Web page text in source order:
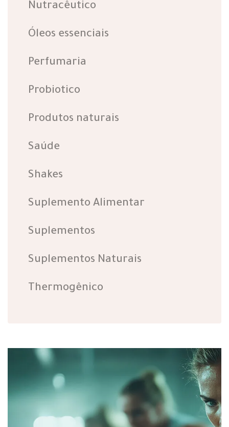
Nutracêutico
Óleos essenciais
Perfumaria
Probiotico
Produtos naturais
Saúde
Shakes
Suplemento Alimentar
Suplementos
Suplementos Naturais
Thermogênico